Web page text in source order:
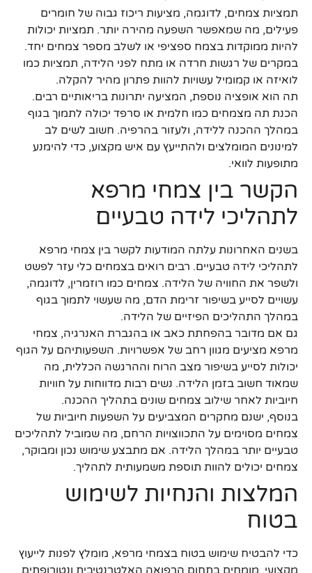
תמציות צמחים, לדוגמה, מציעות ריכוז גבוה של חומרים
פעילים, מה שמאפשר השפעה מהירה יותר. תמציות יכולות
להיות ממוקדות בצמח ספציפי או לשלב מספר צמחים יחד.
במקרים של רגשות חרדה או מתח לפני הלידה, תמציות כמו
לואיזה או קמומיל עשויות להוות פתרון מהיר להקלה.
תה הוא אופציה נוספת, המציעה יתרונות בריאותיים רבים.
הכנת תה מצמחים כמו חלמית או סרפד יכולה לתמוך בגוף
במהלך ההכנה ללידה, ולעזור בהרפיה. חשוב לשים לב
למינונים המומלצים ולהתייעץ עם איש מקצוע, כדי להימנע
מתופעות לוואי.
הקשר בין צמחי מרפא
לתהליכי לידה טבעיים
בשנים האחרונות עלתה המודעות לקשר בין צמחי מרפא
לתהליכי לידה טבעיים. רבים רואים בצמחים כלי עזר לפשט
ולשפר את החוויה של הלידה. צמחים כמו רוזמרין, לדוגמה,
עשויים לסייע בשיפור זרימת הדם, מה שעשוי לתמוך בגוף
במהלך התהליכים הפיזיים של הלידה.
גם אם מדובר בהפחתת כאב או בהגברת האנרגיה, צמחי
מרפא מציעים מגוון רחב של אפשרויות. השפעותיהם על הגוף
יכולות לסייע בשיפור מצב הרוח וההרגשה הכללית, מה
שמאוד חשוב בזמן הלידה. נשים רבות מדווחות על חוויות
חיוביות לאחר שילוב צמחים שונים בתהליך ההכנה.
בנוסף, ישנם מחקרים המצביעים על השפעות חיוביות של
צמחים מסוימים על התכווצויות הרחם, מה שמוביל לתהליכים
טבעיים יותר במהלך הלידה. אם מתבצע שימוש נכון ומבוקר,
צמחים יכולים להוות תוספת משמעותית לתהליך.
המלצות והנחיות לשימוש
בטוח
כדי להבטיח שימוש בטוח בצמחי מרפא, מומלץ לפנות לייעוץ